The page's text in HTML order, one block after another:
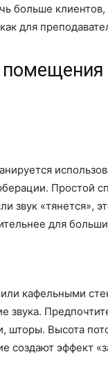
больше клиентов,
для
Простой
звук «тянется»,
для
кафельными
звука.
шторы. Высота
создают эффект